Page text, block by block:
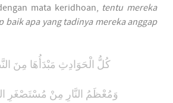
mata keridhoan, tentu mereka
baik apa yang tadinya mereka anggap
كُلُّ الْحَوَادِثِ مَبْدَأُهَا مِنَ
وَمُعْظَمُ النَّارِ مِنْ مُسْتَصْغَرِ